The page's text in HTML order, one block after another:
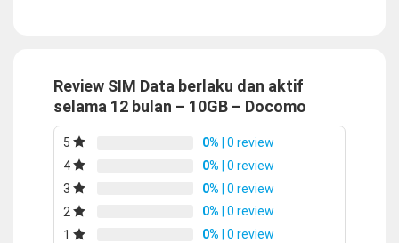
Review SIM Data berlaku dan aktif
selama 12 bulan – 10GB – Docomo
5 0% | 0 review
4
0% | 0 review
3
0% | 0 review
2
0% | 0 review
1
0% | 0 review